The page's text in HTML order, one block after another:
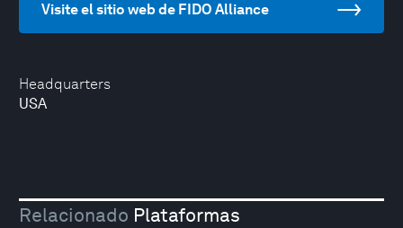
Headquarters
USA
Visite el sitio web de FIDO Alliance
Relacionado Plataformas